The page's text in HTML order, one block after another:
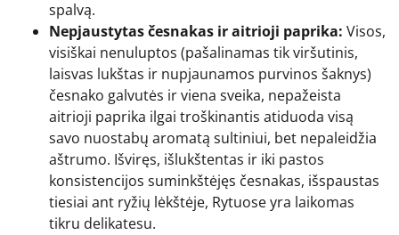
spalvą.
Nepjaustytas česnakas ir aitrioji paprika: Visos,
visiškai nenuluptos (pašalinamas tik viršutinis,
laisvas lukštas ir nupjaunamos purvinos šaknys)
česnako galvutės ir viena sveika, nepažeista
aitrioji paprika ilgai troškinantis atiduoda visą
savo nuostabų aromatą sultiniui, bet nepaleidžia
aštrumo. Išviręs, išlukštentas ir iki pastos
konsistencijos suminkštėjęs česnakas, išspaustas
tiesiai ant ryžių lėkštėje, Rytuose yra laikomas
tikru delikatesu.